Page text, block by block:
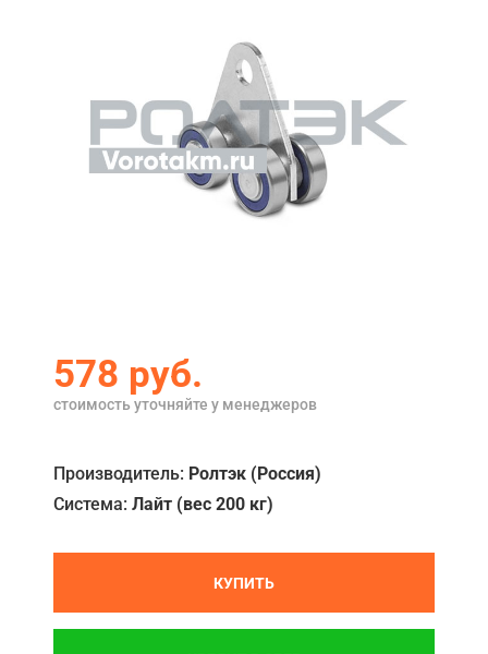
Примеры работ
Контакты
578 руб.
стоимость уточняйте у менеджеров
Производитель: Ролтэк (Россия)
Система: Лайт (вес 200 кг)
КУПИТЬ